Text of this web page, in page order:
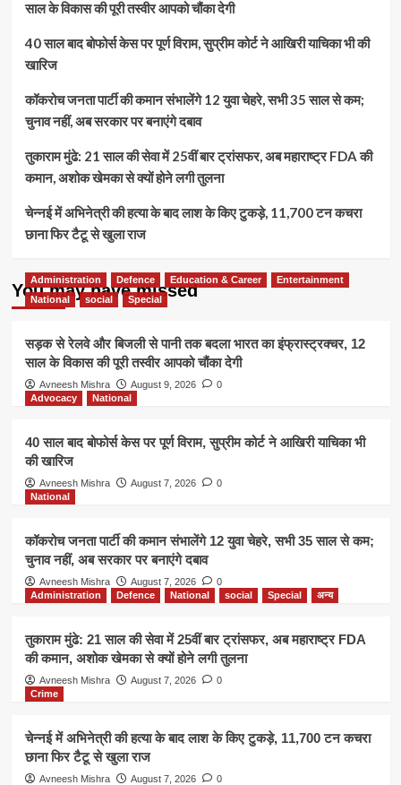
पुलिस
बड़ी
से
फरार
आरोपी
गिरफ्तार
साल के विकास की पूरी तस्वीर आपको चौंका देगी
40 साल बाद बोफोर्स केस पर पूर्ण विराम, सुप्रीम कोर्ट ने आखिरी याचिका भी की
खारिज
कॉकरोच जनता पार्टी की कमान संभालेंगे 12 युवा चेहरे, सभी 35 साल से कम;
चुनाव नहीं, अब सरकार पर बनाएंगे दबाव
तुकाराम मुंढे: 21 साल की सेवा में 25वीं बार ट्रांसफर, अब महाराष्ट्र FDA की
कमान, अशोक खेमका से क्यों होने लगी तुलना
चेन्नई में अभिनेत्री की हत्या के बाद लाश के किए टुकड़े, 11,700 टन कचरा
छाना फिर टैटू से खुला राज
You may have missed
Administration Defence Education & Career
Entertainment
National
social Special
सड़क से रेलवे और बिजली से पानी तक बदला भारत का इंफ्रास्ट्रक्चर, 12
साल के विकास की पूरी तस्वीर आपको चौंका देगी
Avneesh Mishra August 9, 2026
0
Advocacy
National
40 साल बाद बोफोर्स केस पर पूर्ण विराम, सुप्रीम कोर्ट ने आखिरी याचिका भी
की खारिज
Avneesh Mishra August 7, 2026
0
National
कॉकरोच जनता पार्टी की कमान संभालेंगे 12 युवा चेहरे, सभी 35 साल से कम;
चुनाव नहीं, अब सरकार पर बनाएंगे दबाव
Avneesh Mishra August 7, 2026
0
Administration
Defence National social Special अन्य
तुकाराम मुंढे: 21 साल की सेवा में 25वीं बार ट्रांसफर, अब महाराष्ट्र FDA
की कमान, अशोक खेमका से क्यों होने लगी तुलना
Avneesh Mishra August 7, 2026
0
Crime
चेन्नई में अभिनेत्री की हत्या के बाद लाश के किए टुकड़े, 11,700 टन कचरा
छाना फिर टैटू से खुला राज
Avneesh Mishra August 7, 2026 0